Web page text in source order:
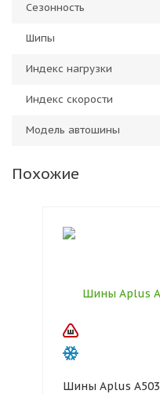
Сезонность
Шипы
Индекс нагрузки
Индекс скорости
Модель автошины
Похожие
Шины Aplus A503